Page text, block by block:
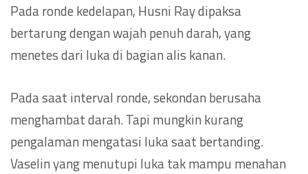
Pada ronde kedelapan, Husni Ray dipaksa
bertarung dengan wajah penuh darah, yang
menetes dari luka di bagian alis kanan.
Pada saat interval ronde, sekondan berusaha
menghambat darah. Tapi mungkin kurang
pengalaman mengatasi luka saat bertanding.
Vaselin yang menutupi luka tak mampu menahan